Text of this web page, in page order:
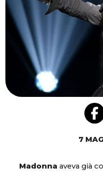
7
Madonna aveva già